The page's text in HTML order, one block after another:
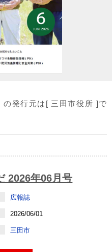
の発行元は[ 三田市役所 ]で
2026年06月号
広報誌
2026/06/01
三田市